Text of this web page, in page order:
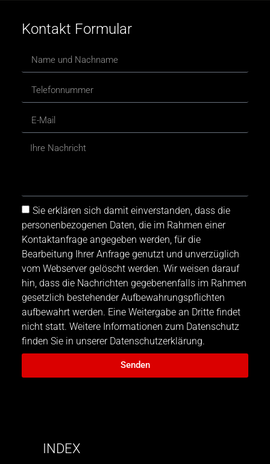
Kontakt Formular
Sie erklären sich damit einverstanden, dass die
personenbezogenen Daten, die im Rahmen einer
Kontaktanfrage angegeben werden, für die
Bearbeitung Ihrer Anfrage genutzt und unverzüglich
vom Webserver gelöscht werden. Wir weisen darauf
hin, dass die Nachrichten gegebenenfalls im Rahmen
gesetzlich bestehender Aufbewahrungspflichten
aufbewahrt werden. Eine Weitergabe an Dritte findet
nicht statt. Weitere Informationen zum Datenschutz
finden Sie in unserer Datenschutzerklärung.
Senden
INDEX